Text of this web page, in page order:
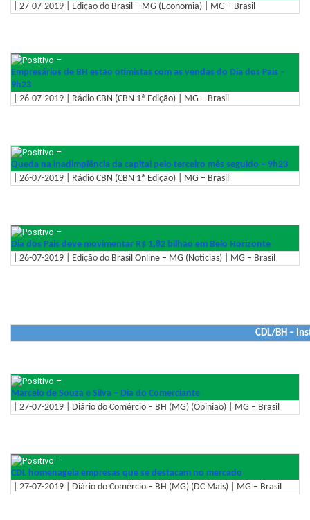
| 27-07-2019 | Edição do Brasil – MG (Economia) | MG – Brasil
–
Empresários de BH estão otimistas com as vendas do Dia dos Pais –
9h23
| 26-07-2019 | Rádio CBN (CBN 1ª Edição) | MG – Brasil
–
Queda na inadimplência da capital pelo terceiro mês seguido – 9h23
| 26-07-2019 | Rádio CBN (CBN 1ª Edição) | MG – Brasil
–
Dia dos Pais deve movimentar R$ 1,82 bilhão em Belo Horizonte
| 26-07-2019 | Edição do Brasil Online – MG (Notícias) | MG – Brasil
CDL/BH –
–
Marcelo de Souza e Silva – Dia do Comerciante
| 27-07-2019 | Diário do Comércio – BH (MG) (Opinião) | MG – Brasil
–
CDL homenageia empresas que se destacam no mercado
| 27-07-2019 | Diário do Comércio – BH (MG) (DC Mais) | MG – Brasil